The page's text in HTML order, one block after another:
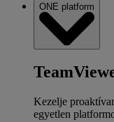
ONE platform
Kezelje
egyetlen